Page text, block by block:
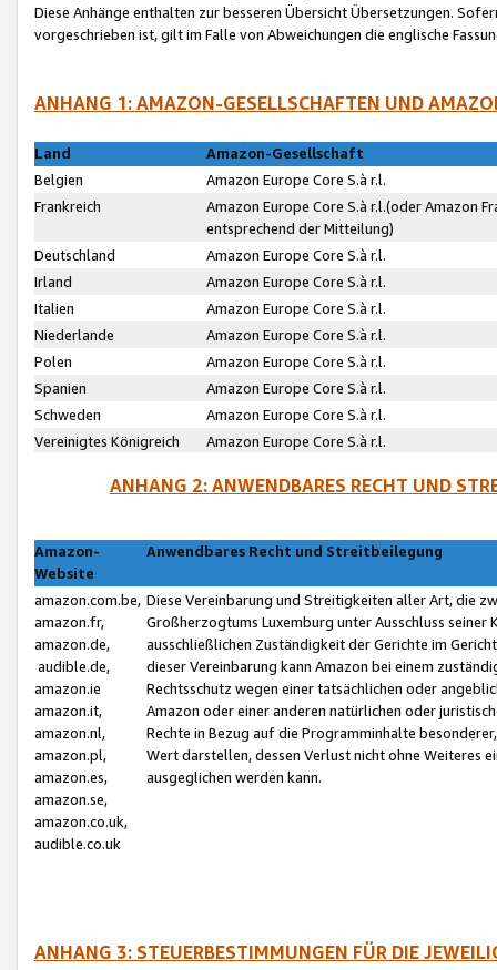
Diese Anhänge enthalten zur besseren Übersicht Übersetzungen.
vorgeschrieben ist, gilt im Falle von Abweichungen die englische
ANHANG 1: AMAZON-GESELLSCHAFTEN UND
Land
Amazon-Gesellschaft
Belgien
Amazon Europe Core S.à r.l.
Frankreich
Amazon Europe Core S.à r.l.(oder Amazon
entsprechend der Mitteilung)
Deutschland
Amazon Europe Core S.à r.l.
Irland
Amazon Europe Core S.à r.l.
Italien
Amazon Europe Core S.à r.l.
Niederlande
Amazon Europe Core S.à r.l.
Polen
Amazon Europe Core S.à r.l.
Spanien
Amazon Europe Core S.à r.l.
Schweden
Amazon Europe Core S.à r.l.
Vereinigtes Königreich
Amazon Europe Core S.à r.l.
ANHANG 2: ANWENDBARES RECHT UND
Amazon-
Website
Anwendbares Recht und Streitbeilegung
amazon.com.be,
amazon.fr,
amazon.de,
audible.de,
amazon.ie
amazon.it,
amazon.nl,
amazon.pl,
amazon.es,
amazon.se,
amazon.co.uk,
audible.co.uk
Diese Vereinbarung und Streitigkeiten aller Art, die
Großherzogtums Luxemburg unter Ausschluss
ausschließlichen Zuständigkeit der Gerichte im
dieser Vereinbarung kann Amazon bei einem
Rechtsschutz wegen einer tatsächlichen oder
Amazon oder einer anderen natürlichen oder
Rechte in Bezug auf die Programminhalte
Wert darstellen, dessen Verlust nicht ohne Weiteres
ausgeglichen werden kann.
ANHANG 3: STEUERBESTIMMUNGEN FÜR DIE